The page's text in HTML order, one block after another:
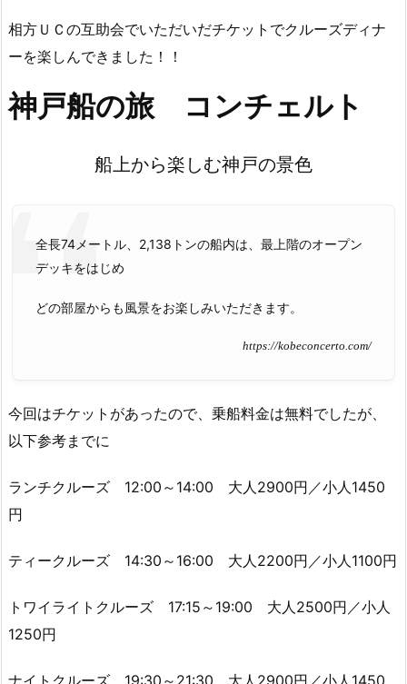
相方ＵＣの互助会でいただいだチケットでクルーズディナ
ーを楽しんできました！！
神戸船の旅 コンチェルト
船上から楽しむ神戸の景色
全長74メートル、2,138トンの船内は、最上階のオープン
デッキをはじめ
どの部屋からも風景をお楽しみいただきます。
https://kobeconcerto.com/
今回はチケットがあったので、乗船料金は無料でしたが、
以下参考までに
ランチクルーズ 12:00～14:00 大人2900円／小人1450
円
ティークルーズ 14:30～16:00 大人2200円／小人1100円
トワイライトクルーズ 17:15～19:00 大人2500円／小人
1250円
ナイトクルーズ 19:30～21:30 大人2900円／小人1450